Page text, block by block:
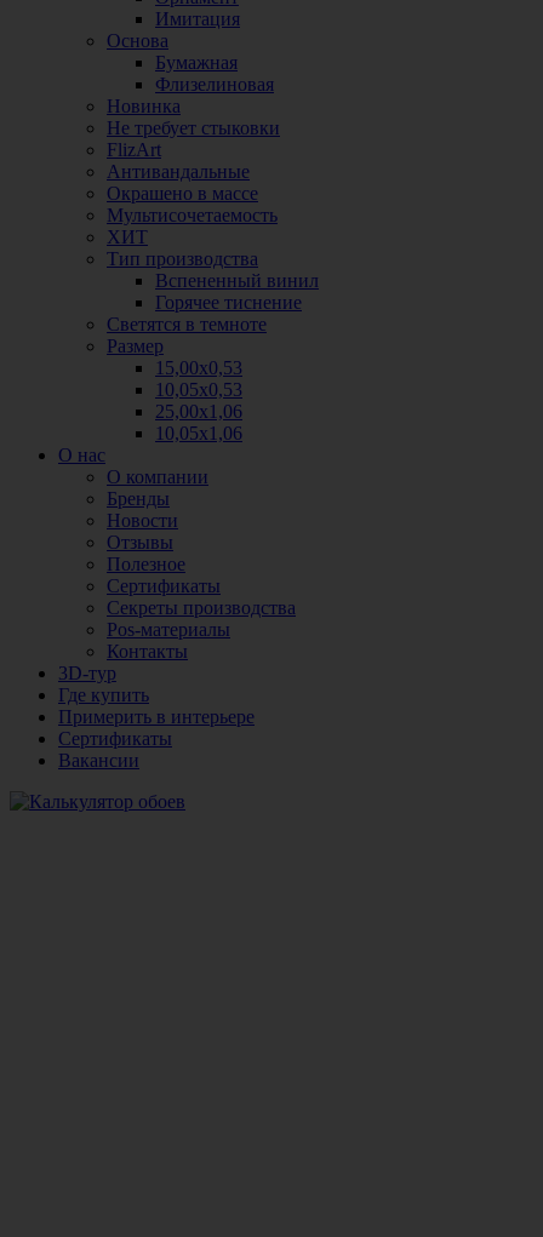
Имитация
Основа
Бумажная
Флизелиновая
Новинка
Не требует стыковки
FlizArt
Антивандальные
Окрашено в массе
Мультисочетаемость
ХИТ
Тип производства
Вспененный винил
Горячее тиснение
Светятся в темноте
Размер
15,00х0,53
10,05х0,53
25,00х1,06
10,05х1,06
О нас
О компании
Бренды
Новости
Отзывы
Полезное
Сертификаты
Секреты производства
Pos-материалы
Контакты
3D-тур
Где купить
Примерить в интерьере
Сертификаты
Вакансии